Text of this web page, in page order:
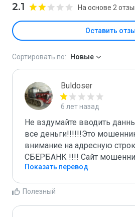
2.1 На основе 2
Оставить
Сортировать по: Новые
Buldoser
6 лет назад
Не вздумайте вводить
все деньги!!!!!!Это
внимание на адресную
СБЕРБАНК !!!! Сайт
Показать перевод
Полезный